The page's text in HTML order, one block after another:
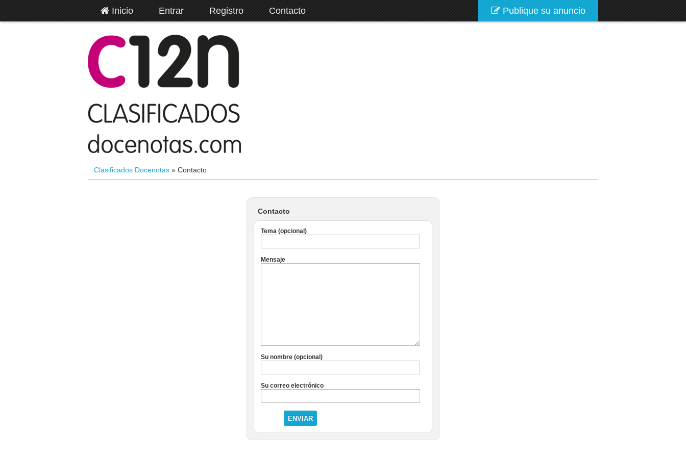
Inicio Entrar Registro Contacto Publique su anuncio
Clasificados Docenotas » Contacto
Contacto
Tema (opcional)
Mensaje
Su nombre (opcional)
Su correo electrónico
ENVIAR